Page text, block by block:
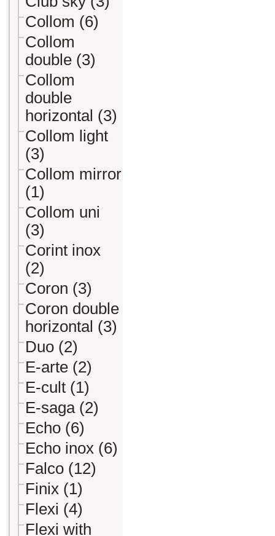
Collom (6)
Collom
double (3)
Collom
double
horizontal (3)
Collom light
(3)
Collom mirror
(1)
Collom uni
(3)
Corint inox
(2)
Coron (3)
Coron double
horizontal (3)
Duo (2)
E-arte (2)
E-cult (1)
E-saga (2)
Echo (6)
Echo inox (6)
Falco (12)
Finix (1)
Flexi (4)
Flexi with